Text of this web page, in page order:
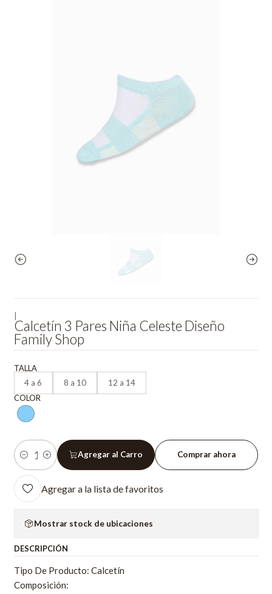
Calcetín 3 Pares Niña Celeste Diseño
Family Shop
TALLA
4 a 6
8 a 10
12 a 14
COLOR
Cantidad
Agregar al Carro Comprar ahora
Agregar a la lista de favoritos
Mostrar stock de ubicaciones
DESCRIPCIÓN
Tipo De Producto: Calcetín
Composición: